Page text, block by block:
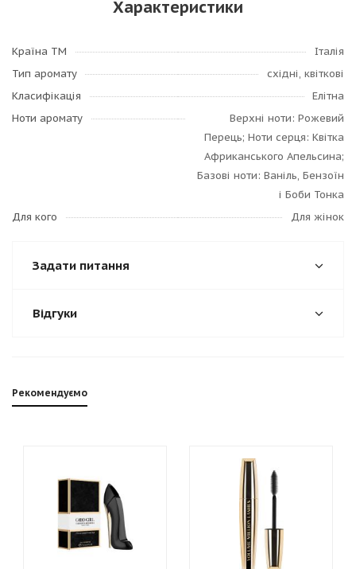
Характеристики
Країна ТМ
Італія
Тип аромату
східні, квіткові
Класифікація
Елітна
Ноти аромату
Верхні ноти: Рожевий
Перець; Ноти серця: Квітка
Африканського Апельсина;
Базові ноти: Ваніль, Бензоїн
і Боби Тонка
Для кого
Для жінок
Задати питання
Відгуки
Рекомендуємо